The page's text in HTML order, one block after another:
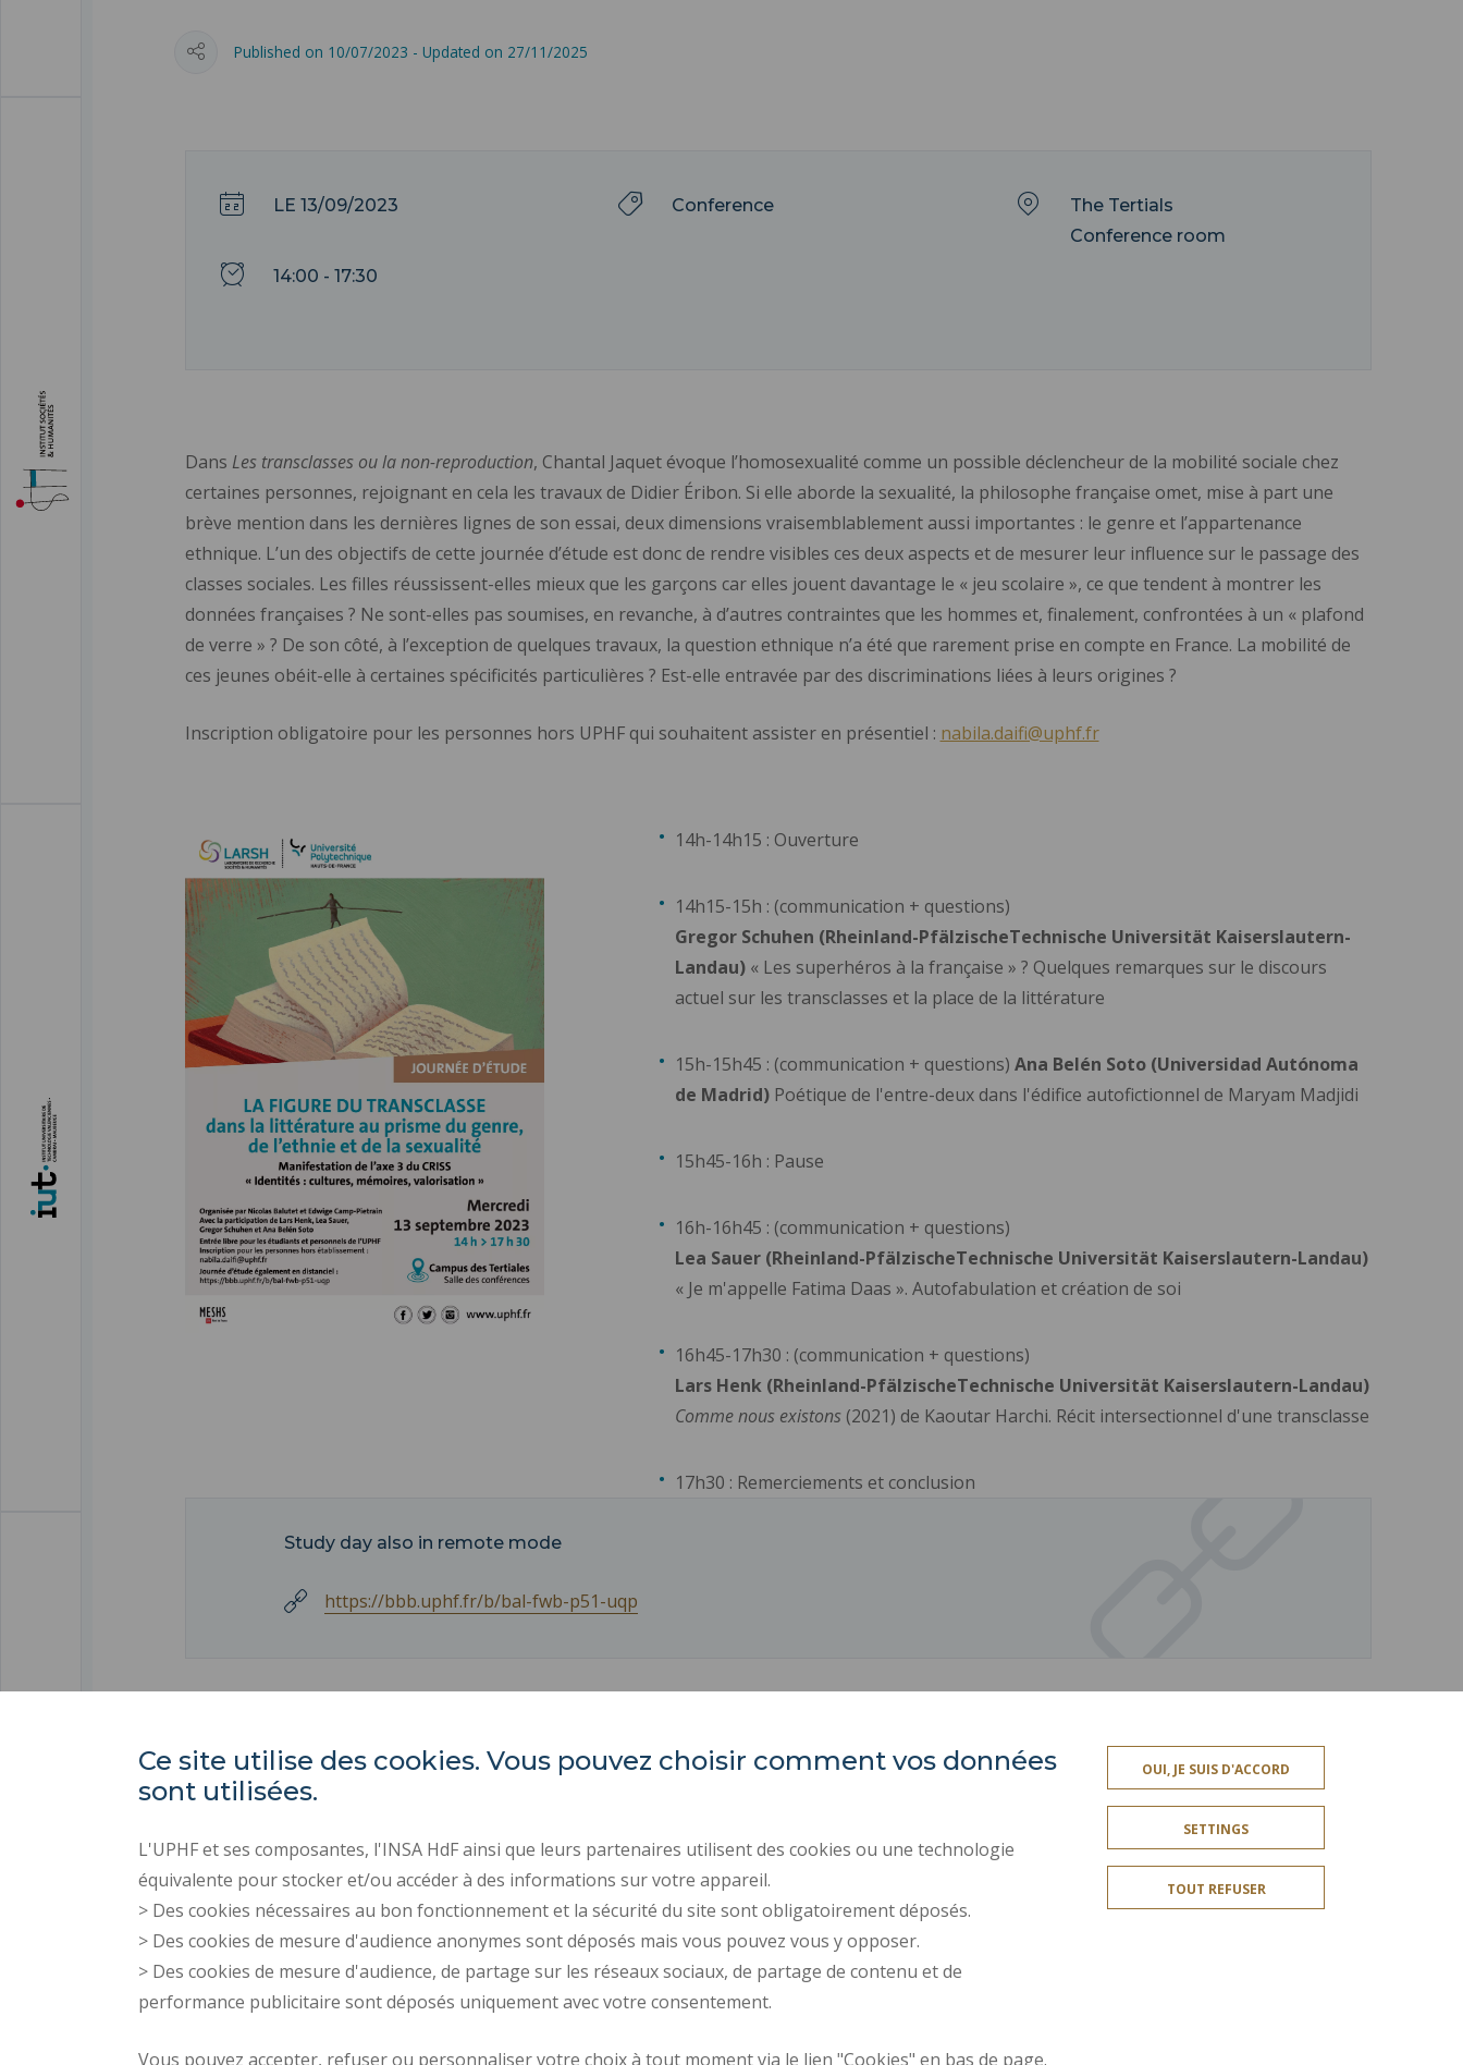
Published on 10/07/2023 - Updated on 27/11/2025
LE 13/09/2023
14:00 - 17:30
Conference
The Tertials
Conference room
Dans Les transclasses ou la non-reproduction, Chantal Jaquet évoque l’homosexualité comme un possible déclencheur de la mobilité sociale chez
certaines personnes, rejoignant en cela les travaux de Didier Éribon. Si elle aborde la sexualité, la philosophe française omet, mise à part une
brève mention dans les dernières lignes de son essai, deux dimensions vraisemblablement aussi importantes : le genre et l’appartenance
ethnique. L’un des objectifs de cette journée d’étude est donc de rendre visibles ces deux aspects et de mesurer leur influence sur le passage des
classes sociales. Les filles réussissent-elles mieux que les garçons car elles jouent davantage le « jeu scolaire », ce que tendent à montrer les
données françaises ? Ne sont-elles pas soumises, en revanche, à d’autres contraintes que les hommes et, finalement, confrontées à un « plafond
de verre » ? De son côté, à l’exception de quelques travaux, la question ethnique n’a été que rarement prise en compte en France. La mobilité de
ces jeunes obéit-elle à certaines spécificités particulières ? Est-elle entravée par des discriminations liées à leurs origines ?
Inscription obligatoire pour les personnes hors UPHF qui souhaitent assister en présentiel : nabila.daifi@uphf.fr
14h-14h15 : Ouverture
14h15-15h : (communication + questions)
Gregor Schuhen (Rheinland-PfälzischeTechnische Universität Kaiserslautern-
Landau)« Les superhéros à la française » ? Quelques remarques sur le discours
actuel sur les transclasses et la place de la littérature
15h-15h45 : (communication + questions) Ana Belén Soto (Universidad Autónoma
de Madrid)Poétique de l'entre-deux dans l'édifice autofictionnel de Maryam Madjidi
15h45-16h : Pause
16h-16h45 : (communication + questions)
Lea Sauer (Rheinland-PfälzischeTechnische Universität Kaiserslautern-Landau)
« Je m'appelle Fatima Daas ». Autofabulation et création de soi
16h45-17h30 : (communication + questions)
Lars Henk (Rheinland-PfälzischeTechnische Universität Kaiserslautern-Landau)
Comme nous existons (2021) de Kaoutar Harchi. Récit intersectionnel d'une transclasse
17h30 : Remerciements et conclusion
Study day also in remote mode
https://bbb.uphf.fr/b/bal-fwb-p51-uqp
Les Tertiales
Rue des Cent Têtes
59313 VALENCIENNES CEDEX 9
LEGAL INFORMATION
RECRUITMENTS SITE MAP
PERSONAL DATA
COOKIE MANAGEMENT
Request for
Ce site utilise des cookies. Vous pouvez choisir comment vos données
sont utilisées.
L'UPHF et ses composantes, l'INSA HdF ainsi que leurs partenaires utilisent des cookies ou une technologie
équivalente pour stocker et/ou accéder à des informations sur votre appareil.
> Des cookies nécessaires au bon fonctionnement et la sécurité du site sont obligatoirement déposés.
> Des cookies de mesure d'audience anonymes sont déposés mais vous pouvez vous y opposer.
> Des cookies de mesure d'audience, de partage sur les réseaux sociaux, de partage de contenu et de
performance publicitaire sont déposés uniquement avec votre consentement.
Vous pouvez accepter, refuser ou personnaliser votre choix à tout moment via le lien "Cookies" en bas de page.
OUI, JE SUIS D'ACCORD
SETTINGS
TOUT REFUSER